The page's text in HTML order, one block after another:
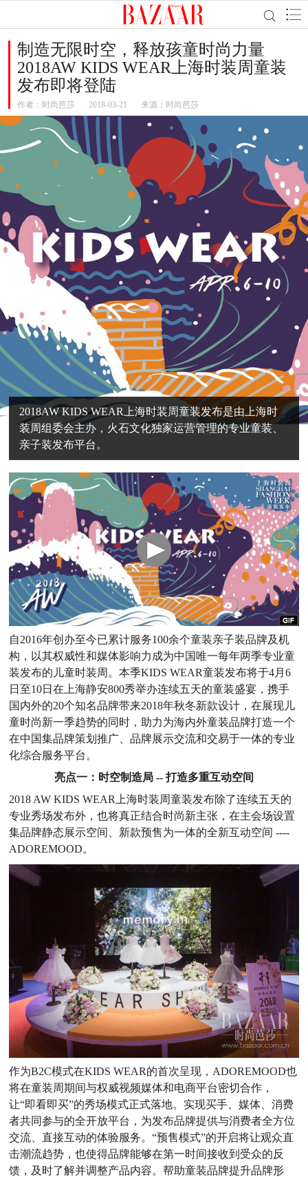
制造无限时空，释放孩童时尚力量
2018AW KIDS WEAR上海时装周童装
发布即将登陆
作者： 时尚芭莎 2018-03-21 来源：时尚芭莎
2018AW KIDS WEAR上海时装周童装发布是由上海时
装周组委会主办，火石文化独家运营管理的专业童装、
亲子装发布平台。
自2016年创办至今已累计服务100余个童装亲子装品牌及机
构，以其权威性和媒体影响力成为中国唯一每年两季专业童
装发布的儿童时装周。本季KIDS WEAR童装发布将于4月6
日至10日在上海静安800秀举办连续五天的童装盛宴，携手
国内外的20个知名品牌带来2018年秋冬新款设计，在展现儿
童时尚新一季趋势的同时，助力为海内外童装品牌打造一个
在中国集品牌策划推广、品牌展示交流和交易于一体的专业
化综合服务平台。
亮点一：时空制造局 -- 打造多重互动空间
2018 AW KIDS WEAR上海时装周童装发布除了连续五天的
专业秀场发布外，也将真正结合时尚新主张，在主会场设置
集品牌静态展示空间、新款预售为一体的全新互动空间 ----
ADOREMOOD。
作为B2C模式在KIDS WEAR的首次呈现，ADOREMOOD也
将在童装周期间与权威视频媒体和电商平台密切合作，
让“即看即买”的秀场模式正式落地。实现买手、媒体、消费
者共同参与的全开放平台，为发布品牌提供与消费者全方位
交流、直接互动的体验服务。“预售模式”的开启将让观众直
击潮流趋势，也使得品牌能够在第一时间接收到受众的反
馈，及时了解并调整产品内容。帮助童装品牌提升品牌形